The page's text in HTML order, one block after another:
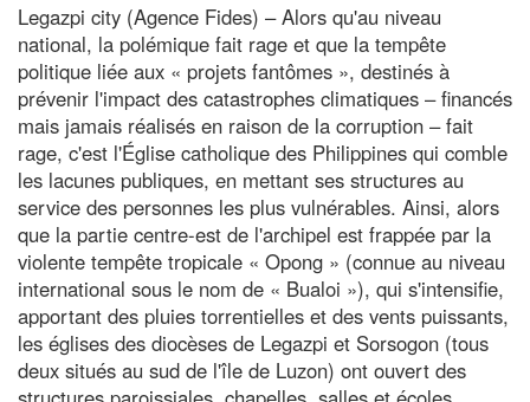
Legazpi city (Agence Fides) – Alors qu'au niveau
national, la polémique fait rage et que la tempête
politique liée aux « projets fantômes », destinés à
prévenir l'impact des catastrophes climatiques – financés
mais jamais réalisés en raison de la corruption – fait
rage, c'est l'Église catholique des Philippines qui comble
les lacunes publiques, en mettant ses structures au
service des personnes les plus vulnérables. Ainsi, alors
que la partie centre-est de l'archipel est frappée par la
violente tempête tropicale « Opong » (connue au niveau
international sous le nom de « Bualoi »), qui s'intensifie,
apportant des pluies torrentielles et des vents puissants,
les églises des diocèses de Legazpi et Sorsogon (tous
deux situés au sud de l'île de Luzon) ont ouvert des